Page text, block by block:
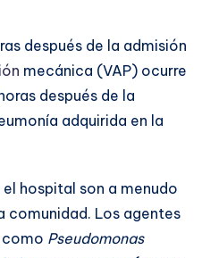
después de la admisión
mecánica (VAP) ocurre
después de la
adquirida en la
hospital son a menudo
comunidad. Los agentes
Pseudomonas